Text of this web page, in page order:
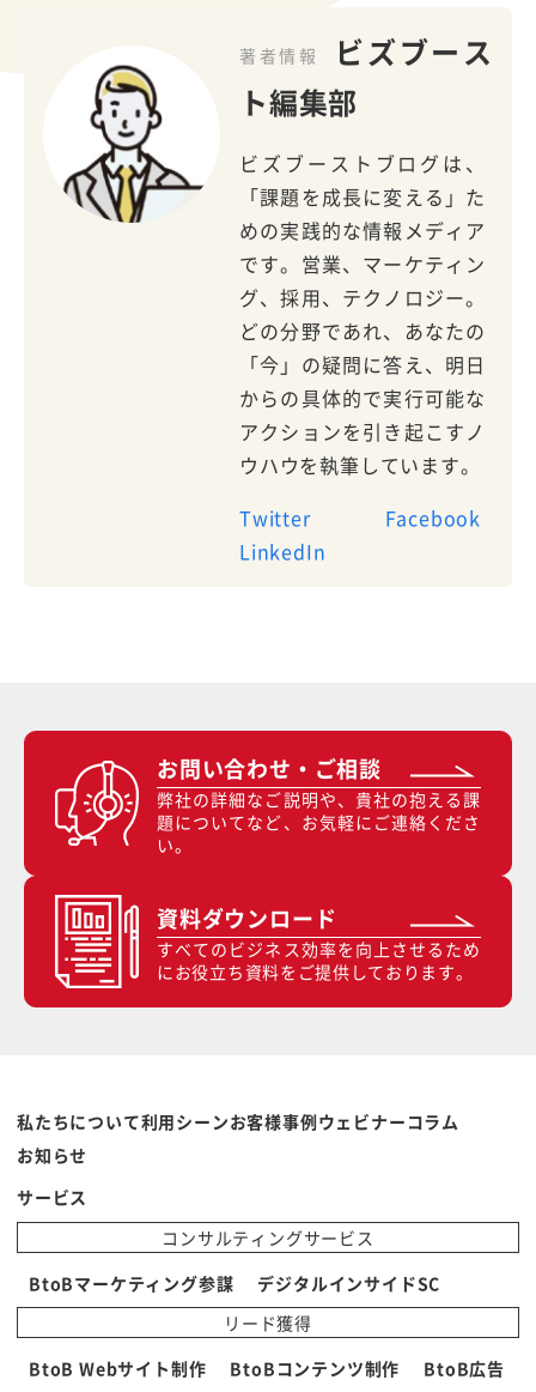
著者情報
ビズブース
ト編集部
ビズブーストブログは、
「課題を成長に変える」た
めの実践的な情報メディア
です。営業、マーケティン
グ、採用、テクノロジー。
どの分野であれ、あなたの
「今」の疑問に答え、明日
からの具体的で実行可能な
アクションを引き起こすノ
ウハウを執筆しています。
Twitter
Facebook
LinkedIn
お問い合わせ・ご相談
弊社の詳細なご説明や、貴社の抱える課
題についてなど、お気軽にご連絡くださ
い。
資料ダウンロード
すべてのビジネス効率を向上させるため
にお役立ち資料をご提供しております。
私たちについて利用シーンお客様事例ウェビナー コラム
お知らせ
サービス
コンサルティングサービス
BtoBマーケティング参謀
デジタルインサイドSC
リード獲得
BtoB Webサイト制作
BtoBコンテンツ制作
BtoB広告